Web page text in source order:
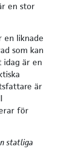
en stor
en liknade
som kan
idag är en
är
för
statliga